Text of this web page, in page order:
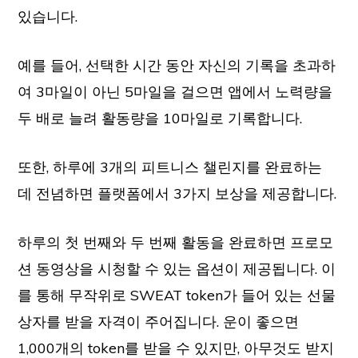
있습니다.
예를 들어, 선택한 시간 동안 자신의 기록을 초과하
여 3마일이 아닌 5마일을 걸으면 앱에서 노력량을
두 배로 늘려 활동량을 10마일로 기록합니다.
또한, 하루에 3개의 피트니스 챌린지를 완료하는
데 전념하면 플랫폼에서 3가지 보상을 제공합니다.
하루의 첫 번째와 두 번째 활동을 완료하면 프로모
션 동영상을 시청할 수 있는 옵션이 제공됩니다. 이
를 통해 무작위로 SWEAT token가 들어 있는 선물
상자를 받을 자격이 주어집니다. 운이 좋으면
1,000개의 token를 받을 수 있지만, 아무것도 받지